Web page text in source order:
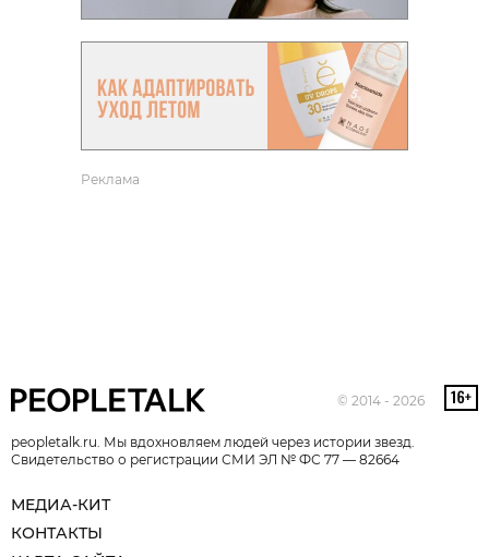
Реклама
© 2014 - 2026
peopletalk.ru. Мы вдохновляем людей через истории звезд.
Свидетельство о регистрации СМИ ЭЛ № ФС 77 — 82664
МЕДИА-КИТ
КОНТАКТЫ